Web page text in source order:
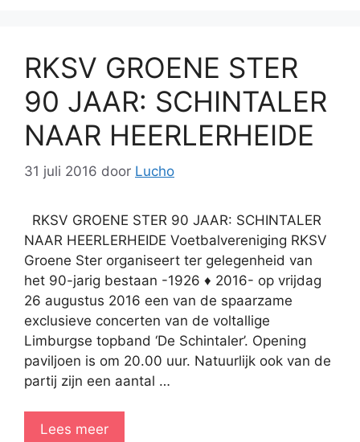
RKSV GROENE STER
90 JAAR: SCHINTALER
NAAR HEERLERHEIDE
31 juli 2016 door Lucho
RKSV GROENE STER 90 JAAR: SCHINTALER
NAAR HEERLERHEIDE Voetbalvereniging RKSV
Groene Ster organiseert ter gelegenheid van
het 90-jarig bestaan -1926 ♦ 2016- op vrijdag
26 augustus 2016 een van de spaarzame
exclusieve concerten van de voltallige
Limburgse topband ‘De Schintaler’. Opening
paviljoen is om 20.00 uur. Natuurlijk ook van de
partij zijn een aantal …
Lees meer